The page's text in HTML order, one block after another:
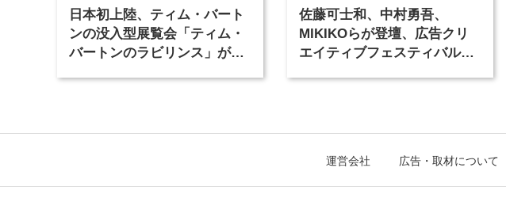
日本初上陸、ティム・バート
ンの没入型展覧会「ティム・
バートンのラビリンス」が東
佐藤可士和、中村勇吾、
MIKIKOらが登壇、広告クリ
エイティブフェスティバル
運営会社 広告・取材について